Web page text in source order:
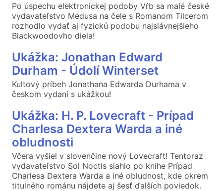
Po úspechu elektronickej podoby Vŕb sa malé české
vydavateľstvo Medusa na čele s Romanom Tilcerom
rozhodlo vydať aj fyzickú podobu najslávnejšieho
Blackwoodovho diela!
Ukážka: Jonathan Edward
Durham - Údolí Winterset
Kultový príbeh Jonathana Edwarda Durhama v
českom vydaní s ukážkou!
Ukážka: H. P. Lovecraft - Prípad
Charlesa Dextera Warda a iné
obludnosti
Včera vyšiel v slovenčine nový Lovecraft! Tentoraz
vydavateľstvo Sol Noctis siahlo po knihe Prípad
Charlesa Dextera Warda a iné obludnost, kde okrem
titulného románu nájdete aj šesť ďalších poviedok.